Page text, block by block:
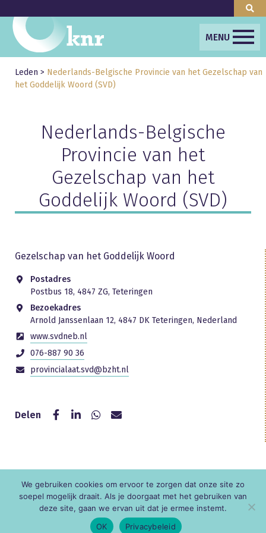
MENU
Leden > Nederlands-Belgische Provincie van het Gezelschap van
het Goddelijk Woord (SVD)
Nederlands-Belgische
Provincie van het
Gezelschap van het
Goddelijk Woord (SVD)
Gezelschap van het Goddelijk Woord
Postadres
Postbus 18, 4847 ZG, Teteringen
Bezoekadres
Arnold Janssenlaan 12, 4847 DK Teteringen, Nederland
www.svdneb.nl
076-887 90 36
provincialaat.svd@bzht.nl
Delen
© KNR
We gebruiken cookies om ervoor te zorgen dat onze site zo
soepel mogelijk draait. Als je doorgaat met het gebruiken van
deze site, gaan we ervan uit dat je ermee instemt.
OK
Privacybeleid